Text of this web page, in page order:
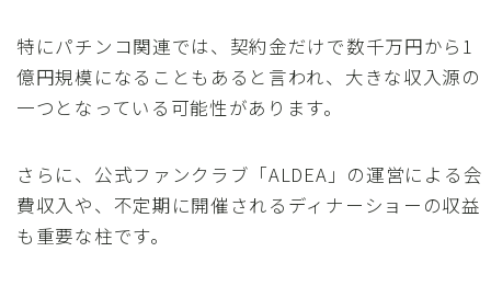
特にパチンコ関連では、契約金だけで数千万円から1
億円規模になることもあると言われ、大きな収入源の
一つとなっている可能性があります。
さらに、公式ファンクラブ「ALDEA」の運営による会
費収入や、不定期に開催されるディナーショーの収益
も重要な柱です。